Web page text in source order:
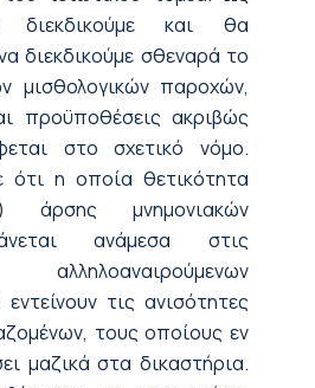
διεκδικούμε και θα
διεκδικούμε σθεναρά το
μισθολογικών παροχών,
προϋποθέσεις ακριβώς
στο σχετικό νόμο.
ότι η οποία θετικότητα
άρσης μνημονιακών
ανάμεσα στις
τις ανισότητες
τους οποίους εν
μαζικά στα δικαστήρια.